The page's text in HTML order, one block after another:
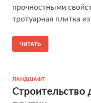
прочностными
тротуарная плитка
ЧИТАТЬ
ЛАНДШАФТ
Строительство